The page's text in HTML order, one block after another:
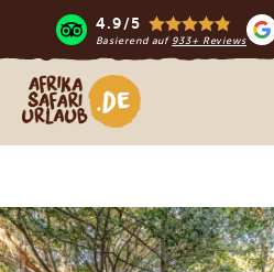
4.9/5
Basierend auf 933+ Reviews
Afrika Safari Urlaub